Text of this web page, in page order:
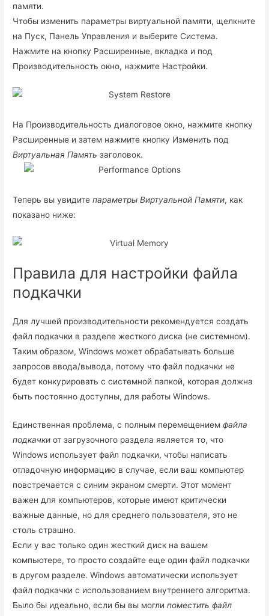
памяти.
Чтобы изменить параметры виртуальной памяти, щелкните
на Пуск, Панель Управления и выберите Система.
Нажмите на кнопку Расширенные, вкладка и под
Производительность окно, нажмите Настройки.
На Производительность диалоговое окно, нажмите кнопку
Расширенные и затем нажмите кнопку Изменить под
Виртуальная Память заголовок.
Теперь вы увидитепараметры Виртуальной Памяти, как
показано ниже:
Правила для настройки файла
подкачки
Для лучшей производительности рекомендуется создать
файл подкачки в разделе жесткого диска (не системном).
Таким образом, Windows может обрабатывать больше
запросов ввода/вывода, потому что файл подкачки не
будет конкурировать с системной папкой, которая должна
быть постоянно доступны, для работы Windows.
Единственная проблема, с полным перемещениемфайла
подкачки от загрузочного раздела является то, что
Windows использует файл подкачки, чтобы написать
отладочную информацию в случае, если ваш компьютер
повстречается с синим экраном смерти. Этот момент
важен для компьютеров, которые имеют критически
важные данные, но для среднего пользователя, это не
столь страшно.
Если у вас только один жесткий диск на вашем
компьютере, то просто создайте еще один файл подкачки
в другом разделе. Windows автоматически использует
файл подкачки с использованием внутреннего алгоритма.
Было бы идеально, если бы вы моглипоместить файл